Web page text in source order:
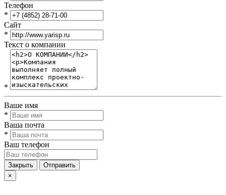
Телефон
*
Сайт
*
Текст о компании
*
Ваше имя
*
Ваша почта
*
Ваш телефон
Закрыть
Отправить
×